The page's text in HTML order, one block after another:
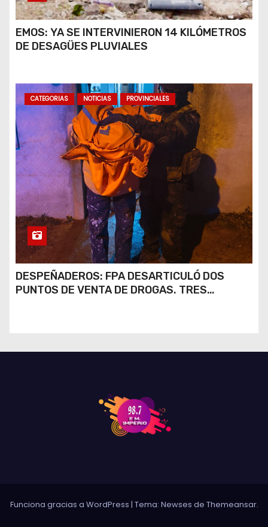
EMOS: YA SE INTERVINIERON 14 KILÓMETROS
DE DESAGÜES PLUVIALES
CATEGORIAS NOTICIAS PROVINCIALES
DESPEÑADEROS: FPA DESARTICULÓ DOS
PUNTOS DE VENTA DE DROGAS. TRES
Funciona gracias a WordPress | Tema: Newses de Themeansar.